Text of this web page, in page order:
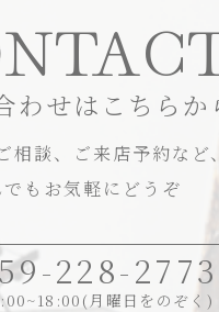
わせはこちらか
相談、ご来店予約など、
もお気軽にどうぞ
228-2773
月曜日をのぞく)